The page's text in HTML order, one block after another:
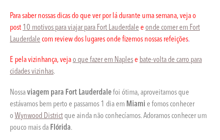
Para saber nossas dicas do que ver por lá durante uma semana, veja o
post 10 motivos para viajar para Fort Lauderdale e onde comer em Fort
Lauderdale com review dos lugares onde fizemos nossas refeições.
E pela vizinhança, vejao que fazer em Naplese bate-volta de carro para
cidades vizinhas.
Nossaviagem para Fort Lauderdalefoi ótima, aproveitamos que
estávamos bem perto e passamos 1 dia em Miami e fomos conhecer
oWynwood Districtque ainda não conhecíamos. Adoramos conhecer um
pouco mais da Flórida.